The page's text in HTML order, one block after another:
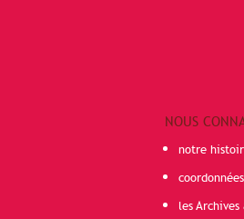
NOUS
notre
les